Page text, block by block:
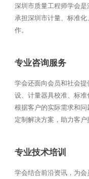
深圳市质量工程师学会
承担深圳市计量、标准
作。
专业咨询服务
学会还面向会员和社会
设、计量器具校准、标
根据客户的实际需求和
定制解决方案，助力客户
专业技术培训
学会结合前沿资讯，为